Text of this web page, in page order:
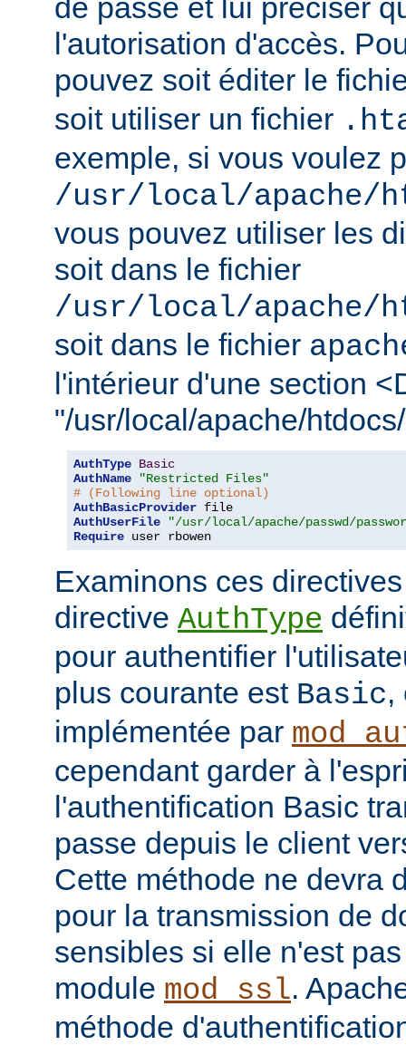
de passe et lui préciser
l'autorisation d'accès.
pouvez soit éditer le
soit utiliser un fichier
exemple, si vous voulez
/usr/local/apache/
vous pouvez utiliser les
soit dans le fichier
/usr/local/apache/
soit dans le fichier
l'intérieur d'une section
"/usr/local/apache/
AuthType Basic
AuthName
"Restricted Files"
# (Following line optional)
AuthBasicProvider
AuthUserFile
"/usr/local/apache/passwd/
Require user rbowen
Examinons ces
directive AuthType
pour authentifier
plus courante est Basic,
implémentée par
cependant garder à
l'authentification Basic
passe depuis le client
Cette méthode ne devra
pour la transmission de
sensibles si elle n'est
module mod_ssl.
méthode